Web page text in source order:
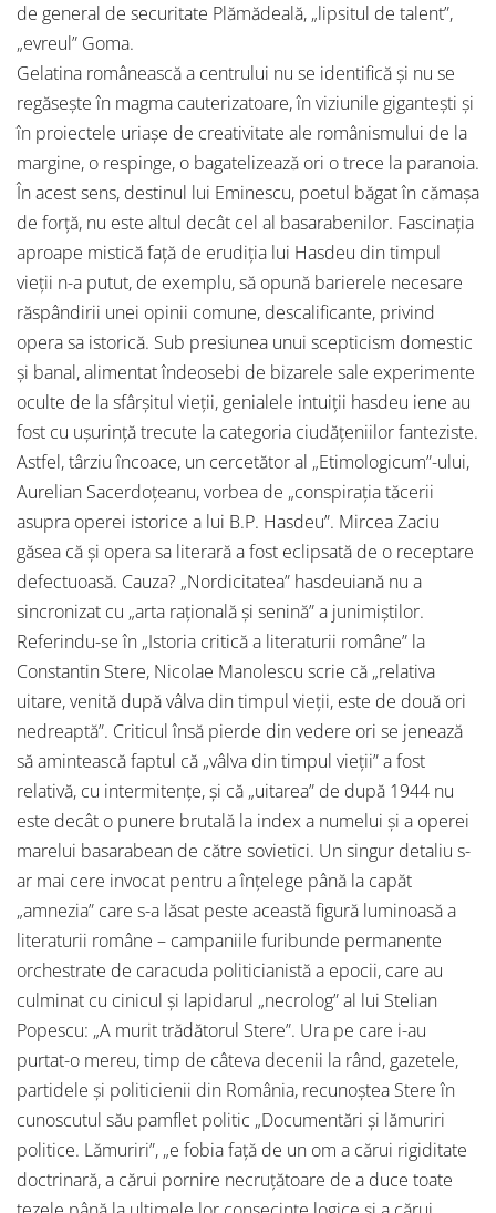
de general de securitate Plămădeală, „lipsitul de talent”,
„evreul” Goma.
Gelatina românească a centrului nu se identifică și nu se
regăsește în magma cauterizatoare, în viziunile gigantești și
în proiectele uriașe de creativitate ale românismului de la
margine, o respinge, o bagatelizează ori o trece la paranoia.
În acest sens, destinul lui Eminescu, poetul băgat în cămașa
de forță, nu este altul decât cel al basarabenilor. Fascinația
aproape mistică față de erudiția lui Hasdeu din timpul
vieții n-a putut, de exemplu, să opună barierele necesare
răspândirii unei opinii comune, descalificante, privind
opera sa istorică. Sub presiunea unui scepticism domestic
și banal, alimentat îndeosebi de bizarele sale experimente
oculte de la sfârșitul vieții, genialele intuiții hasdeu iene au
fost cu ușurință trecute la categoria ciudățeniilor fanteziste.
Astfel, târziu încoace, un cercetător al „Etimologicum”-ului,
Aurelian Sacerdoțeanu, vorbea de „conspirația tăcerii
asupra operei istorice a lui B.P. Hasdeu”. Mircea Zaciu
găsea că și opera sa literară a fost eclipsată de o receptare
defectuoasă. Cauza? „Nordicitatea” hasdeuiană nu a
sincronizat cu „arta rațională și senină” a junimiștilor.
Referindu-se în „Istoria critică a literaturii române” la
Constantin Stere, Nicolae Manolescu scrie că „relativa
uitare, venită după vâlva din timpul vieții, este de două ori
nedreaptă”. Criticul însă pierde din vedere ori se jenează
să amintească faptul că „vâlva din timpul vieții” a fost
relativă, cu intermitențe, și că „uitarea” de după 1944 nu
este decât o punere brutală la index a numelui și a operei
marelui basarabean de către sovietici. Un singur detaliu s-
ar mai cere invocat pentru a înțelege până la capăt
„amnezia” care s-a lăsat peste această figură luminoasă a
literaturii române – campaniile furibunde permanente
orchestrate de caracuda politicianistă a epocii, care au
culminat cu cinicul și lapidarul „necrolog” al lui Stelian
Popescu: „A murit trădătorul Stere”. Ura pe care i-au
purtat-o mereu, timp de câteva decenii la rând, gazetele,
partidele și politicienii din România, recunoștea Stere în
cunoscutul său pamflet politic „Documentări și lămuriri
politice. Lămuriri”, „e fobia faţă de un om a cărui rigiditate
doctrinară, a cărui pornire necruţătoare de a duce toate